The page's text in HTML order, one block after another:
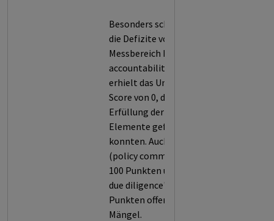
Besonders schwerwiegend waren
die Defizite von Nokia in
Messbereich B (board-level
accountability) ausgeprägt. Hier
erhielt das Unternehmen einen
Score von 0, da keine Belege für die
Erfüllung der geforderten
Elemente gefunden werden
konnten. Auch in den Bereichen A
(policy commitments) mit 37,5 von
100 Punkten und D ("human rights
due diligence") mit 41,7 von 100
Punkten offenbarten sich massive
Mängel.